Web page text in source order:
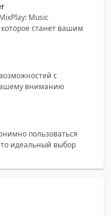
Music
станет вашим
с
вниманию
пользоваться
идеальный выбор